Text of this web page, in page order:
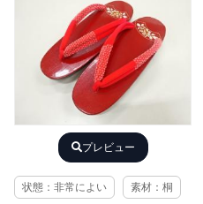
プレビュー
状態：非常によい 素材：桐